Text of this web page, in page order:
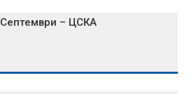
Септември – ЦСКА